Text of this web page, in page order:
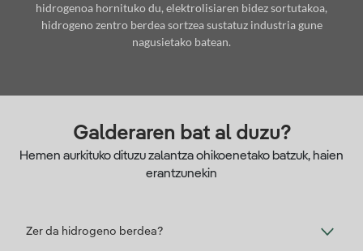
hidrogenoa hornituko du, elektrolisiaren bidez sortutakoa,
hidrogeno zentro berdea sortzea sustatuz industria gune
nagusietako batean.
Galderaren bat al duzu?
Hemen aurkituko dituzu zalantza ohikoenetako batzuk, haien
erantzunekin
Zer da hidrogeno berdea?